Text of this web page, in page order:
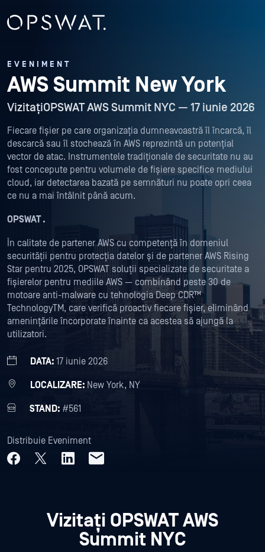
EVENIMENT
AWS Summit New York
VizitațiOPSWAT AWS Summit NYC — 17 iunie 2026
Fiecare fișier pe care organizația dumneavoastră îl încarcă, îl
descarcă sau îl stochează în AWS reprezintă un potențial
vector de atac. Instrumentele tradiționale de securitate nu au
fost concepute pentru volumele de fișiere specifice mediului
cloud, iar detectarea bazată pe semnături nu poate opri ceea
ce nu a mai întâlnit până acum.
OPSWAT .
În calitate de partener AWS cu competență în domeniul
securității pentru protecția datelor și de partener AWS Rising
Star pentru 2025, OPSWAT soluții specializate de securitate a
fișierelor pentru mediile AWS — combinând peste 30 de
motoare anti-malware cu tehnologia Deep CDR™
TechnologyTM, care verifică proactiv fiecare fișier, eliminând
amenințările încorporate înainte ca acestea să ajungă la
utilizatori.
DATA: 17 iunie 2026
LOCALIZARE: New York, NY
STAND: #561
Distribuie Eveniment
Vizitați OPSWAT AWS
Summit NYC